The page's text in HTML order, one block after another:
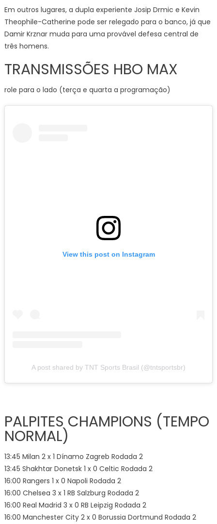
Em outros lugares, a dupla experiente Josip Drmic e Kevin
Theophile-Catherine pode ser relegado para o banco, já que
Damir Krznar muda para uma provável defesa central de
três homens.
TRANSMISSÕES HBO MAX
role para o lado (terça e quarta a programação)
View this post on Instagram
A post shared by TNT Sports Brasil (@tntsportsbr)
PALPITES CHAMPIONS (TEMPO
NORMAL)
13:45 Milan 2 x 1 Dínamo Zagreb Rodada 2
13:45 Shakhtar Donetsk 1 x 0 Celtic Rodada 2
16:00 Rangers 1 x 0 Napoli Rodada 2
16:00 Chelsea 3 x 1 RB Salzburg Rodada 2
16:00 Real Madrid 3 x 0 RB Leipzig Rodada 2
16:00 Manchester City 2 x 0 Borussia Dortmund Rodada 2